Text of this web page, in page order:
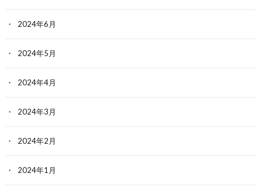
2024年6月
2024年5月
2024年4月
2024年3月
2024年2月
2024年1月